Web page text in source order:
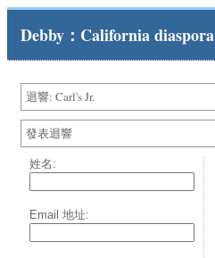
Debby：California diaspora
迴響: Carl's Jr.
發表迴響
姓名:
Email 地址: